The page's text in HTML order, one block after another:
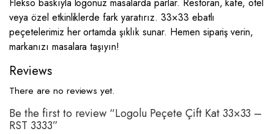
veya özel etkinliklerde fark yaratırız. 33×33 ebatlı
peçetelerimiz her ortamda şıklık sunar. Hemen sipariş verin,
markanızı masalara taşıyın!
Reviews
There are no reviews yet.
Be the first to review “Logolu Peçete Çift Kat 33×33 –
RST 3333”